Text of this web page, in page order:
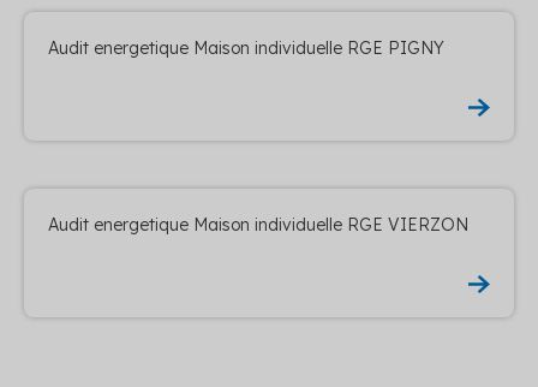
Audit energetique Maison individuelle RGE PIGNY
Audit energetique Maison individuelle RGE VIERZON